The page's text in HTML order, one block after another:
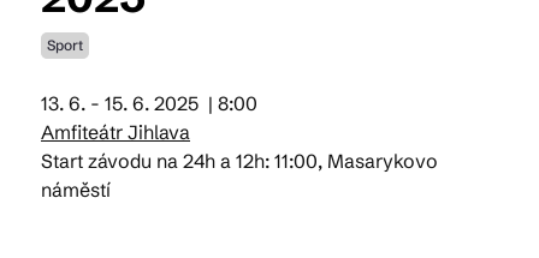
Tradiční akce
Články
Sport
13. 6. - 15. 6. 2025 | 8:00
Amfiteátr Jihlava
Start závodu na 24h a 12h: 11:00, Masarykovo
náměstí